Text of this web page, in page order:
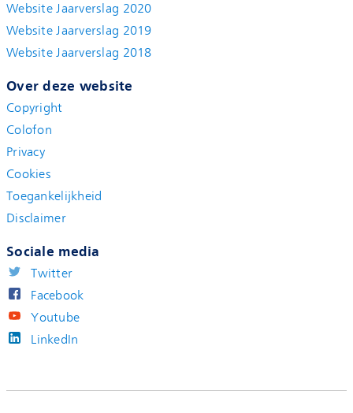
Website Jaarverslag 2020
Website Jaarverslag 2019
Website Jaarverslag 2018
Over deze website
Copyright
Colofon
Privacy
Cookies
Toegankelijkheid
Disclaimer
Sociale media
Twitter
Facebook
Youtube
LinkedIn